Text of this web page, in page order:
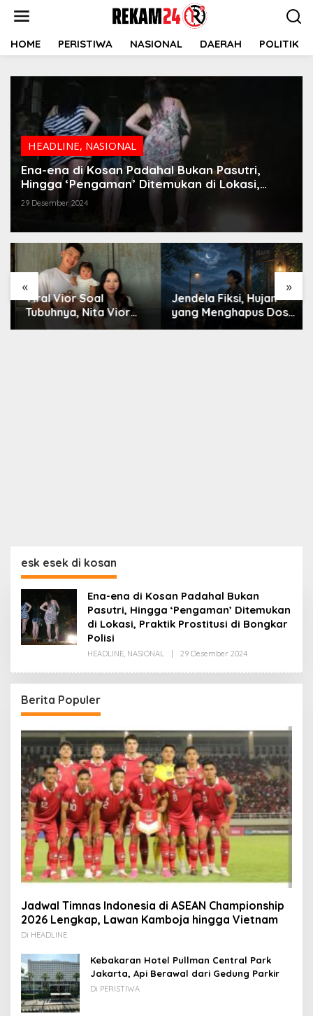
HOME PERISTIWA NASIONAL DAERAH POLITIK
HEADLINE, NASIONAL
Ena-ena di Kosan Padahal Bukan Pasutri,
Hingga ‘Pengaman’ Ditemukan di Lokasi,
Praktik Prostitusi di Bongkar Polisi
29 Desember 2024
« »
Viral Vior Soal
Tubuhnya, Nita Vior
Akui Nikmati Peranya
Jendela Fiksi, Hujan
yang Menghapus Dosa
esk esek di kosan
Ena-ena di Kosan Padahal Bukan
Pasutri, Hingga ‘Pengaman’ Ditemukan
di Lokasi, Praktik Prostitusi di Bongkar
Polisi
HEADLINE, NASIONAL 29 Desember 2024Oleh
Berita Populer
Jadwal Timnas Indonesia di ASEAN Championship
2026 Lengkap, Lawan Kamboja hingga Vietnam
Di HEADLINE
Kebakaran Hotel Pullman Central Park
Jakarta, Api Berawal dari Gedung Parkir
Di PERISTIWA